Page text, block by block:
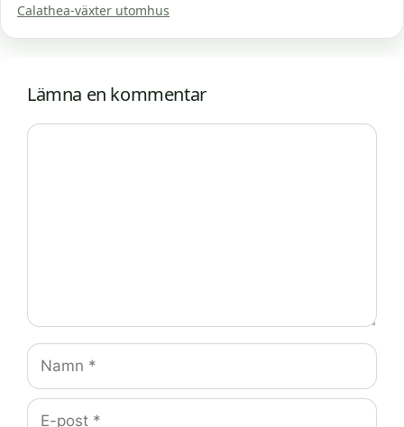
Calathea-växter utomhus
Lämna en kommentar
Kommentar
Namn
E-